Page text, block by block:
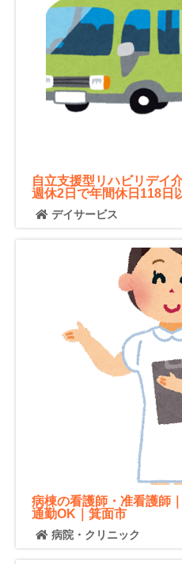
自立支援型リハビリデイ
週休2日で年間休日118日
デイサービス
病棟の看護師・准看護師
通勤OK｜箕面市
病院・クリニック